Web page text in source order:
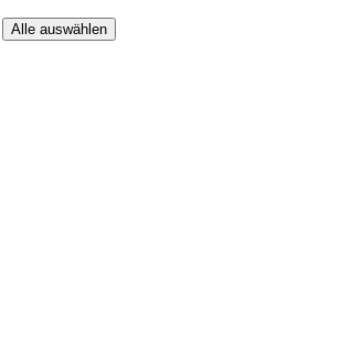
Alle auswählen